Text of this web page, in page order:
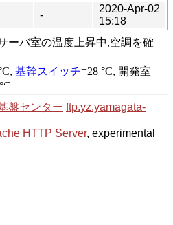
-
2020-Apr-02
15:18
盤センター ftp.yz.yamagata-
HTTP Server, experimental